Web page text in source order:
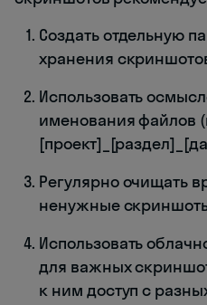
Создать отдельную
хранения
Использовать
именования файлов
Регулярно очищать
ненужные
Использовать
для важных
к ним доступ с